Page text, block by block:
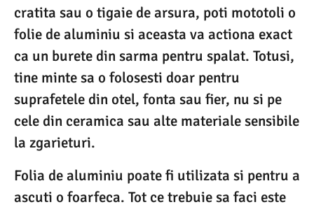
cratita sau o tigaie de arsura, poti mototoli o
folie de aluminiu si aceasta va actiona exact
ca un burete din sarma pentru spalat. Totusi,
tine minte sa o folosesti doar pentru
suprafetele din otel, fonta sau fier, nu si pe
cele din ceramica sau alte materiale sensibile
la zgarieturi.
Folia de aluminiu poate fi utilizata si pentru a
ascuti o foarfeca. Tot ce trebuie sa faci este